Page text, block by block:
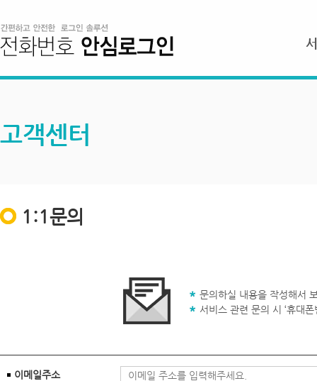
고객센터
1:1문의
문의하실 내용을 작성해서
서비스 관련 문의 시 ‘휴대
이메일주소